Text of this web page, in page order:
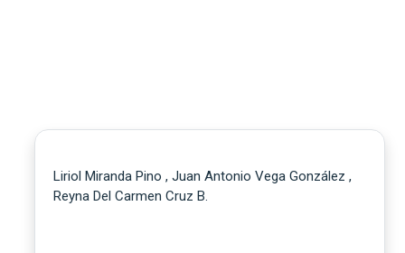
Liriol Miranda Pino , Juan Antonio Vega González ,
Reyna Del Carmen Cruz B.